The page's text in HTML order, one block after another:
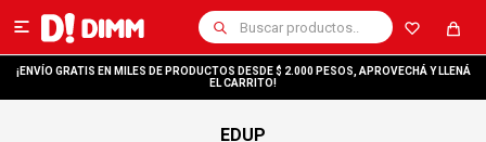

¡ENVÍO GRATIS EN MILES DE PRODUCTOS DESDE $ 2.000 PESOS, APROVECHÁ Y LLENÁ
EL CARRITO!
EDUP